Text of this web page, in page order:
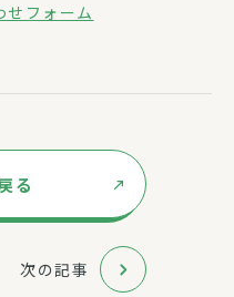
せフォーム
る
次の記事